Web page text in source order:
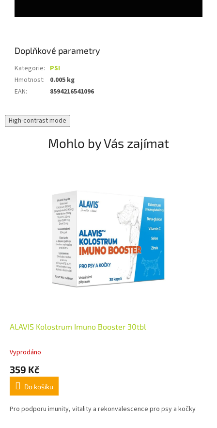
Doplňkové parametry
Kategorie: PSI
Hmotnost:
0.005 kg
EAN: 8594216541096
High-contrast mode
Mohlo by Vás zajímat
ALAVIS Kolostrum Imuno Booster 30tbl
Vyprodáno
359 Kč
Do košíku
Pro podporu imunity, vitality a rekonvalescence pro psy a kočky